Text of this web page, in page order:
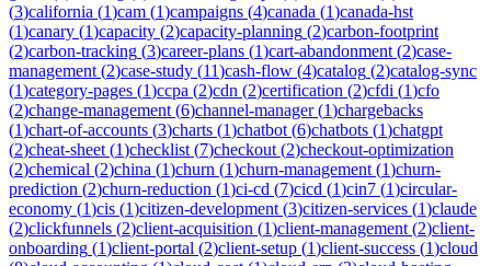
(3)california (1)cam (1)campaigns (4)canada (1)canada-hst
(1)canary (1)capacity (2)capacity-planning (2)carbon-footprint
(2)carbon-tracking (3)career-plans (1)cart-abandonment (2)case-
management (2)case-study (11)cash-flow (4)catalog (2)catalog-sync
(1)category-pages (1)ccpa (2)cdn (2)certification (2)cfdi (1)cfo
(2)change-management (6)channel-manager(1)chargebacks
(1)chart-of-accounts (3)charts (1)chatbot (6)chatbots (1)chatgpt
(2)cheat-sheet (1)checklist (7)checkout (2)checkout-optimization
(2)chemical (2)china (1)churn (1)churn-management (1)churn-
prediction (2)churn-reduction (1)ci-cd (7)cicd (1)cin7 (1)circular-
economy (1)cis (1)citizen-development (3)citizen-services (1)claude
(2)clickfunnels (2)client-acquisition (1)client-management (2)client-
onboarding (1)client-portal (2)client-setup (1)client-success (1)cloud